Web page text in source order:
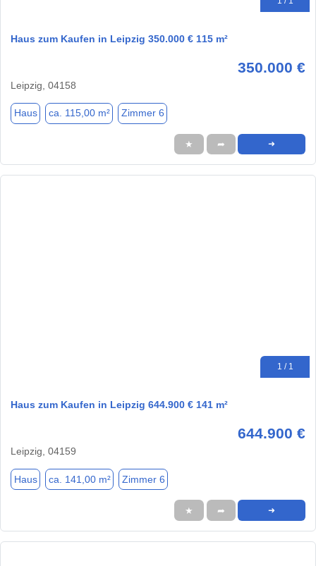
Haus zum Kaufen in Leipzig 350.000 € 115 m²
350.000 €
Leipzig, 04158
Haus ca. 115,00 m² Zimmer 6
★ ➦ ➜
1 / 1
Haus zum Kaufen in Leipzig 644.900 € 141 m²
644.900 €
Leipzig, 04159
Haus ca. 141,00 m² Zimmer 6
★ ➦ ➜